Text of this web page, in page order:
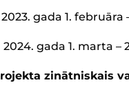
2023. gada 1.
2024. gada 1. marta –
zinātniskais